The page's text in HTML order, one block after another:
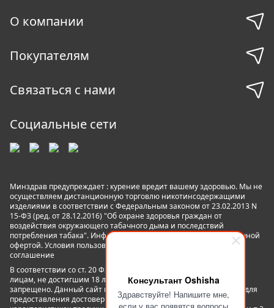
Консультант Oshisha
Здравствуйте! Напишите мне,
О компании
Покупателям
Связаться с нами
Социальные сети
Минздрав предупреждает : курение вредит вашему здоровью. Мы не
осуществляем дистанционную торговлю никотинсодержащими
изделиями в соответствии с Федеральным законом от 23.02.2013 N
15-ФЗ (ред. от 28.12.2016) "Об охране здоровья граждан от
воздействия окружающего табачного дыма и последствий
потребления табака". Информация на сайте не является публичной
офертой. Условия пользования сайтом
соглашение
В соответствии со ст. 20 ФЗ №15 «Об охране здоровья граждан»
лицам, не достигшим 18 лет пользование данным сайтом
запрещено. Данный сайт не является рекламой, а служит лишь для
предоставления достоверной информации о свойствах,